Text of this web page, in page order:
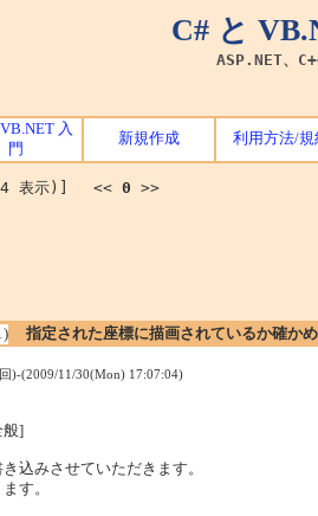
C# と
ASP.NET、
入
門
新規作成 利用方法/規
4 表示)] << 0 >>
指定された座標に描画されているか確か
)-(2009/11/30(Mon) 17:07:04)
般]
込みさせていただきます。
す。